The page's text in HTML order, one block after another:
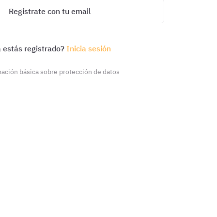
Regístrate con tu email
estás registrado? Inicia sesión
básica sobre protección de datos